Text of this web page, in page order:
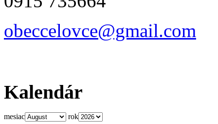
obeccelovce@gmail.com
Kalendár
mesiac rok